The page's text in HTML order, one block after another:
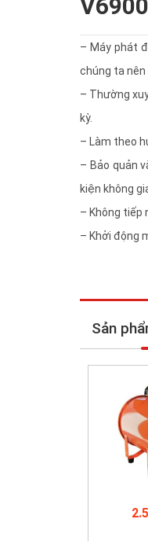
– Máy phát
chúng ta nên
– Thường
kỳ.
– Làm theo
– Bảo quản
kiện không
– Không tiếp
– Khởi động
Sản